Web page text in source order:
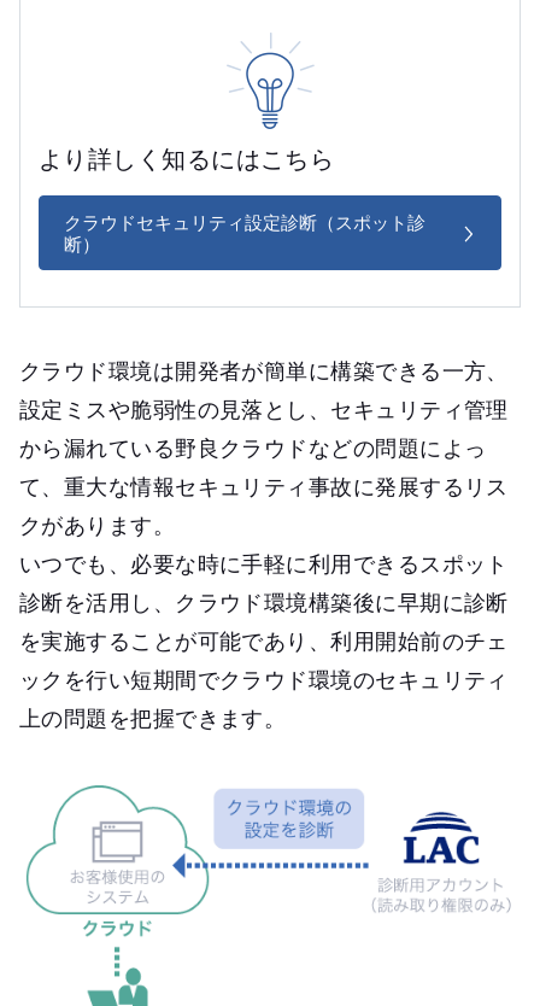
より詳しく知るにはこちら
クラウドセキュリティ設定診断（スポット診
断）
クラウド環境は開発者が簡単に構築できる一方、
設定ミスや脆弱性の見落とし、セキュリティ管理
から漏れている野良クラウドなどの問題によっ
て、重大な情報セキュリティ事故に発展するリス
クがあります。
いつでも、必要な時に手軽に利用できるスポット
診断を活用し、クラウド環境構築後に早期に診断
を実施することが可能であり、利用開始前のチェ
ックを行い短期間でクラウド環境のセキュリティ
上の問題を把握できます。